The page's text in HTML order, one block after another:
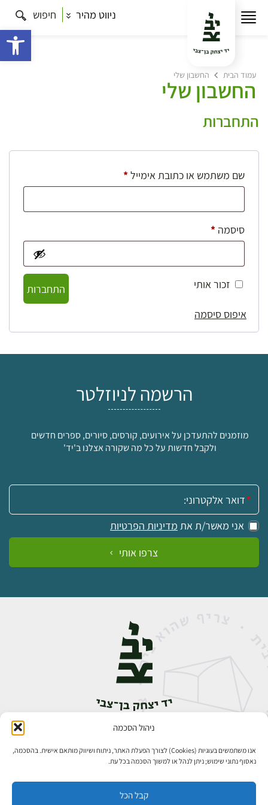
ניהול הסכמה
אנו משתמשים בעוגיות (Cookies) לצורך הפעלת האתר, ניתוח ושיווק מותאם אישית. בהסכמה,
נאסוף נתוני שימוש; ניתן לנהל או למשוך הסכמה בכל עת.
קבל הכל
ניווט מהיר חיפוש
עמוד הבית החשבון שלי
החשבון שלי
התחברות
שם משתמש או כתובת אימייל*חובה
סיסמה *חובה
זכור אותי
התחברות
איפוס סיסמה
הרשמה לניוזלטר
מוזמנים להתעדכן על אירועים, קורסים, סיורים, ספרים חדשים
ולקבל חדשות על כל מה שקורה אצלנו ב'יד'
אימייל:
אני מאשר/ת את מדיניות הפרטיות
צרפו אותי
אבן גבירול 14, רחביה, ירושלים